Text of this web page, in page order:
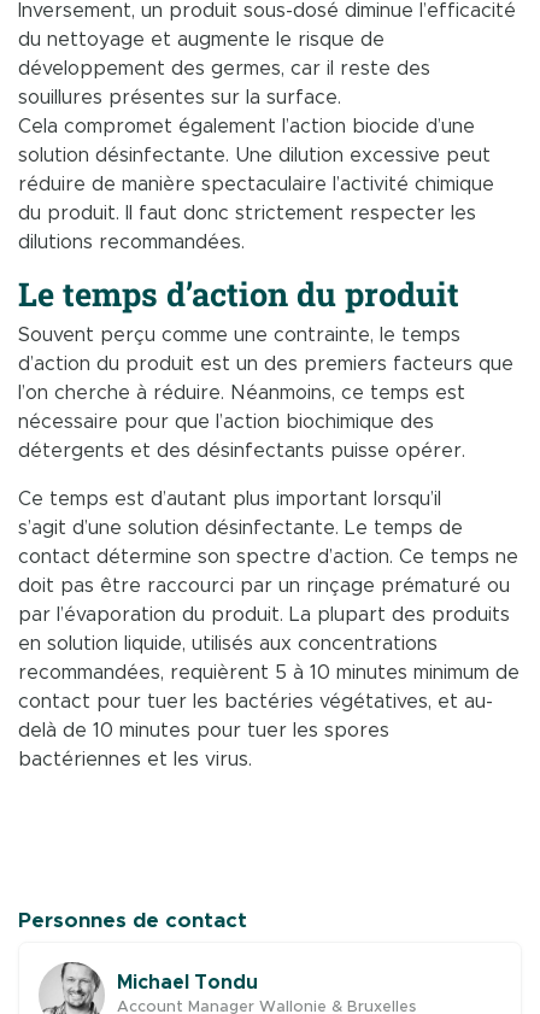
Inversement, un produit sous-dosé diminue l’efficacité
du nettoyage et augmente le risque de
développement des germes, car il reste des
souillures présentes sur la surface.
Cela compromet également l’action biocide d’une
solution désinfectante. Une dilution excessive peut
réduire de manière spectaculaire l’activité chimique
du produit. Il faut donc strictement respecter les
dilutions recommandées.
Le temps d’action du produit
Souvent perçu comme une contrainte, le temps
d’action du produit est un des premiers facteurs que
l’on cherche à réduire. Néanmoins, ce temps est
nécessaire pour que l’action biochimique des
détergents et des désinfectants puisse opérer.
Ce temps est d’autant plus important lorsqu’il
s’agit d’une solution désinfectante. Le temps de
contact détermine son spectre d’action. Ce temps ne
doit pas être raccourci par un rinçage prématuré ou
par l’évaporation du produit. La plupart des produits
en solution liquide, utilisés aux concentrations
recommandées, requièrent 5 à 10 minutes minimum de
contact pour tuer les bactéries végétatives, et au-
delà de 10 minutes pour tuer les spores
bactériennes et les virus.
Personnes de contact
Michael Tondu
Account Manager Wallonie & Bruxelles